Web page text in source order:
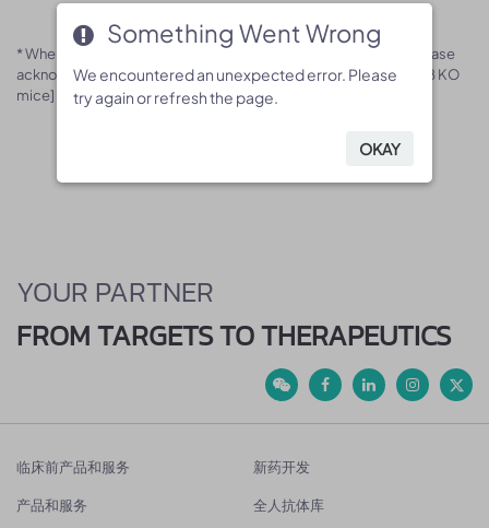
* When publishing results obtained using this animal model, please
acknowledge the source as follows: The animal model [B-Cd28 KO
mice] (Cat# 170735) was purchased from Biocytogen.
YOUR PARTNER
FROM TARGETS TO THERAPEUTICS
临床前产品和服务
产品和服务
新药开发
全人抗体库
Something Went Wrong
We encountered an unexpected error. Please
try again or refresh the page.
OKAY
Something Went Wrong
We encountered an unexpected error. Please
try again or refresh the page.
OKAY